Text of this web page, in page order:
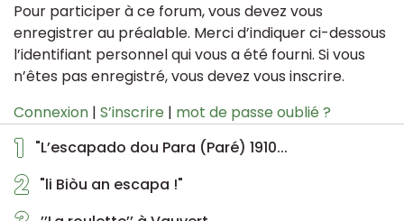
1 "L’escapado dou Para (Paré) 1910...
2 "li Biòu an escapa !"
Pour participer à ce forum, vous devez vous
enregistrer au préalable. Merci d’indiquer ci-dessous
l’identifiant personnel qui vous a été fourni. Si vous
n’êtes pas enregistré, vous devez vous inscrire.
Connexion | S’inscrire | mot de passe oublié ?